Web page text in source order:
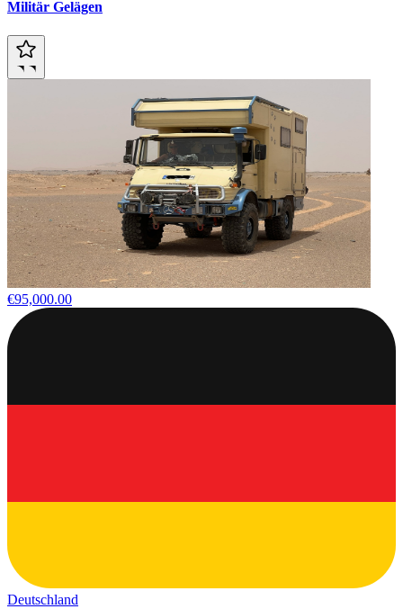
Militär Gelägen
€95,000.00
Deutschland